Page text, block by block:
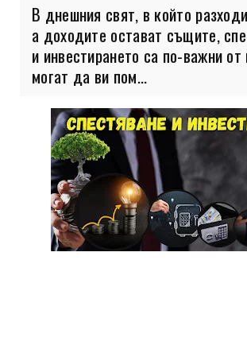
В днешния свят, в който
а доходите остават същите,
и инвестирането са по-важни от
могат да ви пом...